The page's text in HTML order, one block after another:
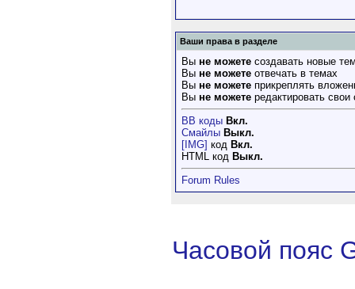
Ваши права в разделе
Вы не можете создавать новые
Вы не можете отвечать в темах
Вы не можете прикреплять
Вы не можете редактировать
BB коды Вкл.
Смайлы Выкл.
[IMG] код Вкл.
HTML код Выкл.
Forum Rules
Часовой пояс